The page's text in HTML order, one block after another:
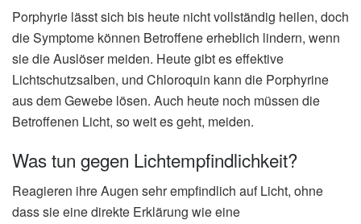
Porphyrie lässt sich bis heute nicht vollständig heilen, doch
die Symptome können Betroffene erheblich lindern, wenn
sie die Auslöser meiden. Heute gibt es effektive
Lichtschutzsalben, und Chloroquin kann die Porphyrine
aus dem Gewebe lösen. Auch heute noch müssen die
Betroffenen Licht, so weit es geht, meiden.
Was tun gegen Lichtempfindlichkeit?
Reagieren ihre Augen sehr empfindlich auf Licht, ohne
dass sie eine direkte Erklärung wie eine